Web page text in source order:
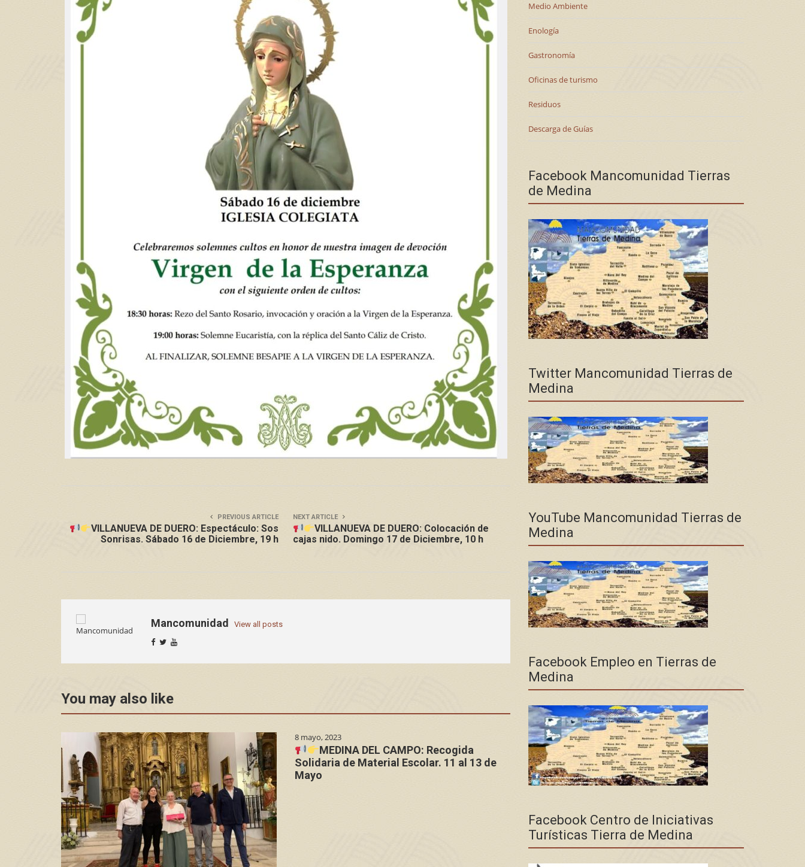
PREVIOUS ARTICLE
VILLANUEVA DE DUERO: Espectáculo: Sos
Sonrisas. Sábado 16 de Diciembre, 19 h
NEXT ARTICLE
VILLANUEVA DE DUERO: Colocación de
cajas nido. Domingo 17 de Diciembre, 10 h
Mancomunidad View all posts
You may also like
8 mayo, 2023
MEDINA DEL CAMPO: Recogida
Solidaria de Material Escolar. 11 al 13 de
Mayo
Medio Ambiente
Enología
Gastronomía
Oficinas de turismo
Residuos
Descarga de Guías
Facebook Mancomunidad Tierras
de Medina
Twitter Mancomunidad Tierras de
Medina
YouTube Mancomunidad Tierras de
Medina
Facebook Empleo en Tierras de
Medina
Facebook Centro de Iniciativas
Turísticas Tierra de Medina